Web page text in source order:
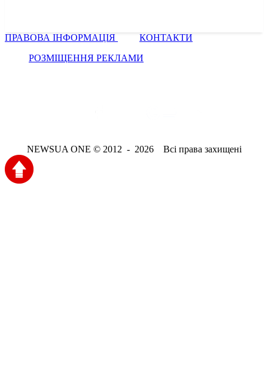
ПРАВОВА ІНФОРМАЦІЯ
КОНТАКТИ
РОЗМІЩЕННЯ РЕКЛАМИ
NEWSUA ONE © 2012 - 2026 Всі права захищені